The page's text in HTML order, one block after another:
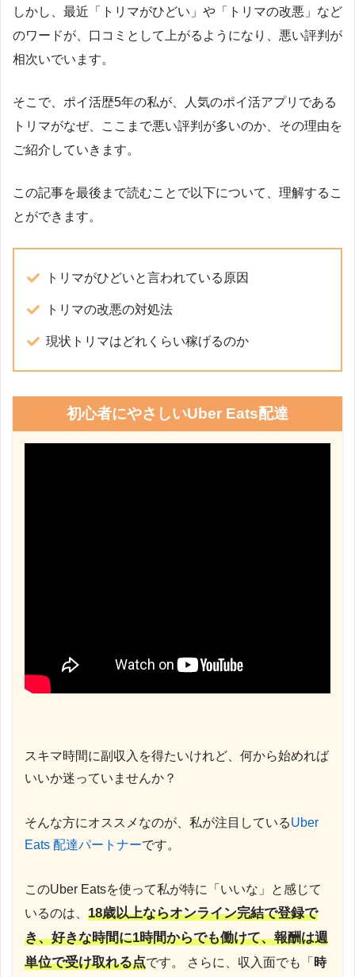
しかし、最近「トリマがひどい」や「トリマの改悪」など
のワードが、口コミとして上がるようになり、悪い評判が
相次いでいます。
そこで、ポイ活歴5年の私が、人気のポイ活アプリである
トリマがなぜ、ここまで悪い評判が多いのか、その理由を
ご紹介していきます。
この記事を最後まで読むことで以下について、理解するこ
とができます。
トリマがひどいと言われている原因
トリマの改悪の対処法
現状トリマはどれくらい稼げるのか
初心者にやさしいUber Eats配達
スキマ時間に副収入を得たいけれど、何から始めれば
いいか迷っていませんか？
そんな方にオススメなのが、私が注目しているUber
Eats 配達パートナーです。
このUber Eatsを使って私が特に「いいな」と感じて
いるのは、 18歳以上ならオンライン完結で登録で
き、好きな時間に1時間からでも働けて、報酬は週
単位で受け取れる点です。 さらに、収入面でも「 時